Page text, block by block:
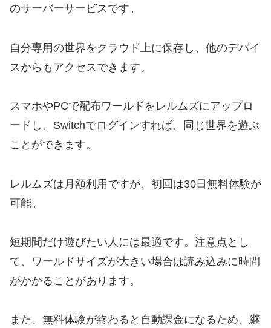
のサーバーサービスです。
自分専用の世界をクラウド上に保存し、他のデバイ
スからもアクセスできます。
スマホやPCで配布ワールドをレルムズにアップロ
ードし、Switchでログインすれば、同じ世界を遊ぶ
ことができます。
レルムズは月額利用ですが、初回は30日無料体験が
可能。
短期間だけ遊びたい人には最適です。注意点とし
て、ワールドサイズが大きい場合は読み込みに時間
がかかることがあります。
また、無料体験が終わると自動課金になるため、継